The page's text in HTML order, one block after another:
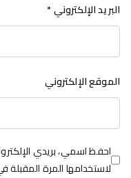
البريد الإلكتروني*
الموقع الإلكتروني
احفظ اسمي، بريدي
لاستخدامها المرة المقبلة